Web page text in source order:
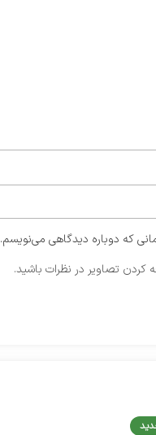
که دوباره دیدگاهی می‌نویسم.
کردن تصاویر در نظرات باشید.